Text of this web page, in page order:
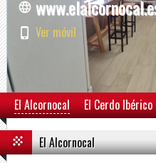
Ver móvil
El Alcornocal El Cerdo Ibérico
El Alcornocal